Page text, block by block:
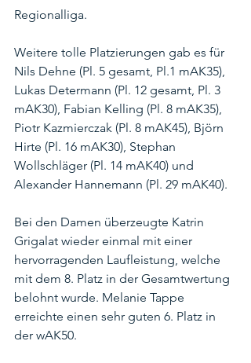
Regionalliga.
Weitere tolle Platzierungen gab es für
Nils Dehne (Pl. 5 gesamt, Pl.1 mAK35),
Lukas Determann (Pl. 12 gesamt, Pl. 3
mAK30), Fabian Kelling (Pl. 8 mAK35),
Piotr Kazmierczak (Pl. 8 mAK45), Björn
Hirte (Pl. 16 mAK30), Stephan
Wollschläger (Pl. 14 mAK40) und
Alexander Hannemann (Pl. 29 mAK40).
Bei den Damen überzeugte Katrin
Grigalat wieder einmal mit einer
hervorragenden Laufleistung, welche
mit dem 8. Platz in der Gesamtwertung
belohnt wurde. Melanie Tappe
erreichte einen sehr guten 6. Platz in
der wAK50.